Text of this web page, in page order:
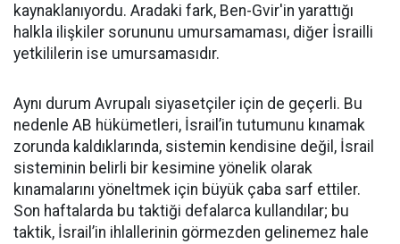
kaynaklanıyordu. Aradaki fark, Ben-Gvir'in yarattığı
halkla ilişkiler sorununu umursamaması, diğer İsrailli
yetkililerin ise umursamasıdır.
Aynı durum Avrupalı siyasetçiler için de geçerli. Bu
nedenle AB hükümetleri, İsrail’in tutumunu kınamak
zorunda kaldıklarında, sistemin kendisine değil, İsrail
sisteminin belirli bir kesimine yönelik olarak
kınamalarını yöneltmek için büyük çaba sarf ettiler.
Son haftalarda bu taktiği defalarca kullandılar; bu
taktik, İsrail’in ihlallerinin görmezden gelinemez hale